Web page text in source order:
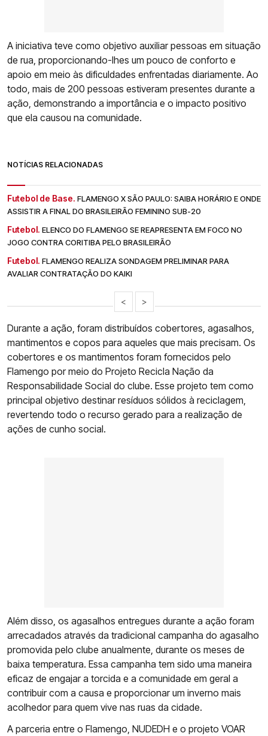
A iniciativa teve como objetivo auxiliar pessoas em situação
de rua, proporcionando-lhes um pouco de conforto e
apoio em meio às dificuldades enfrentadas diariamente. Ao
todo, mais de 200 pessoas estiveram presentes durante a
ação, demonstrando a importância e o impacto positivo
que ela causou na comunidade.
NOTÍCIAS RELACIONADAS
Futebol de Base. FLAMENGO X SÃO PAULO: SAIBA HORÁRIO E ONDE
ASSISTIR A FINAL DO BRASILEIRÃO FEMININO SUB-20
Futebol. ELENCO DO FLAMENGO SE REAPRESENTA EM FOCO NO
JOGO CONTRA CORITIBA PELO BRASILEIRÃO
Futebol. FLAMENGO REALIZA SONDAGEM PRELIMINAR PARA
AVALIAR CONTRATAÇÃO DO KAIKI
< >
Durante a ação, foram distribuídos cobertores, agasalhos,
mantimentos e copos para aqueles que mais precisam. Os
cobertores e os mantimentos foram fornecidos pelo
Flamengo por meio do Projeto Recicla Nação da
Responsabilidade Social do clube. Esse projeto tem como
principal objetivo destinar resíduos sólidos à reciclagem,
revertendo todo o recurso gerado para a realização de
ações de cunho social.
Além disso, os agasalhos entregues durante a ação foram
arrecadados através da tradicional campanha do agasalho
promovida pelo clube anualmente, durante os meses de
baixa temperatura. Essa campanha tem sido uma maneira
eficaz de engajar a torcida e a comunidade em geral a
contribuir com a causa e proporcionar um inverno mais
acolhedor para quem vive nas ruas da cidade.
A parceria entre o Flamengo, NUDEDH e o projeto VOAR